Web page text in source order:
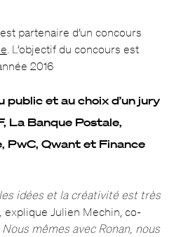
partenaire d’un concours
. L’objectif du concours est
2016
public et au choix d’un jury
La Banque Postale,
PwC, Qwant et Finance
idées et la créativité est très
explique Julien Mechin, co-
. Nous mêmes avec Ronan, nous